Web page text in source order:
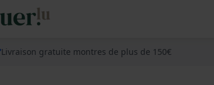
Livraison gratuite montres de plus de 150€